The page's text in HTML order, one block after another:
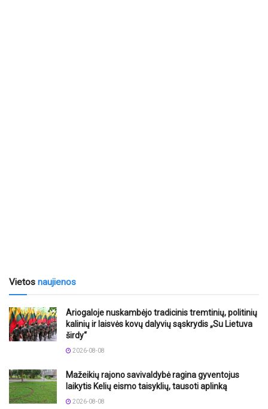
Vietos naujienos
Ariogaloje nuskambėjo tradicinis tremtinių, politinių
kalinių ir laisvės kovų dalyvių sąskrydis „Su Lietuva
širdy“
2026-08-08
Mažeikių rajono savivaldybė ragina gyventojus
laikytis Kelių eismo taisyklių, tausoti aplinką
2026-08-08